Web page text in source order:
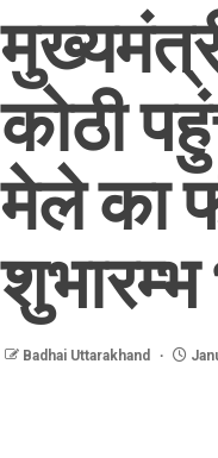
कोठी
मेले का
शुभारम्भ
Badhai Uttarakhand